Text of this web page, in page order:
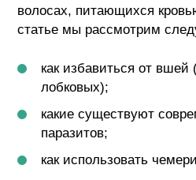
волосах, питающихся
статье мы рассмотрим
как избавиться от
лобковых);
какие существуют
паразитов;
как использовать